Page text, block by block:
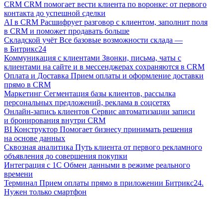
CRM CRM помогает вести клиента по воронке: от первого
контакта до успешной сделки
AI в CRM Расшифрует разговор с клиентом, заполнит поля
в CRM и поможет продавать больше
Складской учёт Все базовые возможности склада —
в Битрикс24
Коммуникация с клиентами Звонки, письма, чаты с
клиентами на сайте и в мессенджерах сохраняются в CRM
Оплата и Доставка Прием оплаты и оформление доставки
прямо в CRM
Маркетинг Сегментация базы клиентов, рассылка
персональных предложений, реклама в соцсетях
Онлайн-запись клиентов Сервис автоматизации записи
и бронирования внутри CRM
BI Конструктор Помогает бизнесу принимать решения
на основе данных
Сквозная аналитика Путь клиента от первого рекламного
объявления до совершения покупки
Интеграция с 1С Обмен данными в режиме реального
времени
Терминал Прием оплаты прямо в приложении Битрикс24.
Нужен только смартфон